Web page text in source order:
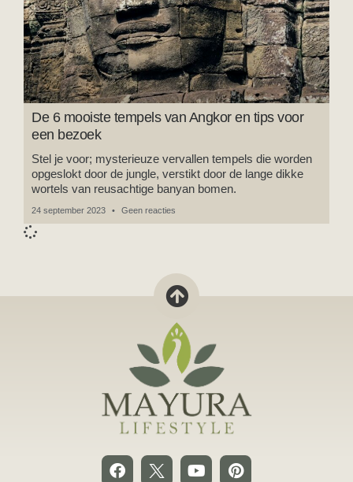
De 6 mooiste tempels van Angkor en tips voor
een bezoek
Stel je voor; mysterieuze vervallen tempels die worden
opgeslokt door de jungle, verstikt door de lange dikke
wortels van reusachtige banyan bomen.
24 september 2023 Geen reacties